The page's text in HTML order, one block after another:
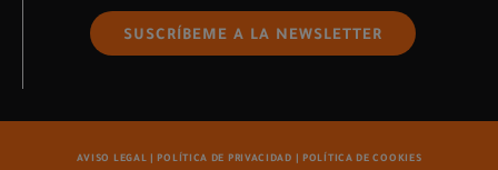
SUSCRÍBEME A LA NEWSLETTER
AVISO LEGAL |POLÍTICA DE PRIVACIDAD | POLÍTICA DE COOKIES